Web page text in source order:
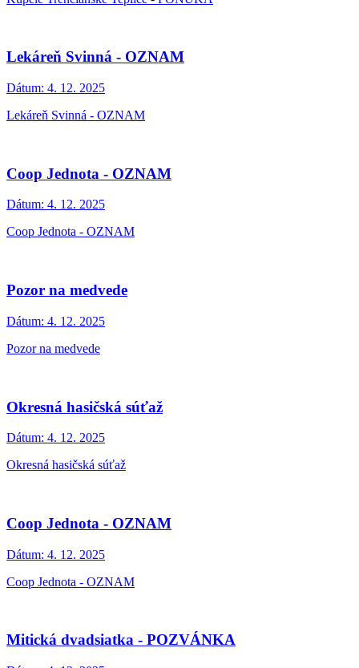
Lekáreň Svinná - OZNAM
Dátum: 4. 12. 2025
Lekáreň Svinná - OZNAM
Coop Jednota - OZNAM
Dátum: 4. 12. 2025
Coop Jednota - OZNAM
Pozor na medvede
Dátum: 4. 12. 2025
Pozor na medvede
Okresná hasičská súťaž
Dátum: 4. 12. 2025
Okresná hasičská súťaž
Coop Jednota - OZNAM
Dátum: 4. 12. 2025
Coop Jednota - OZNAM
Mitická dvadsiatka - POZVÁNKA